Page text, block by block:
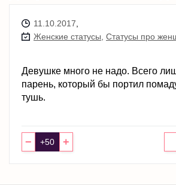
11.10.2017
Женские статусы Статусы про
Девушке много не надо. Всего
парень, который бы портил
тушь.
− +